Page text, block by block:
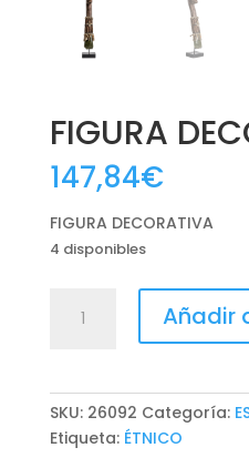
FIGURA
147,84€
FIGURA DECORATIVA
4 disponibles
DECORATIVA
Añadir
SKU: 26092 Categoría:
Etiqueta: ÉTNICO